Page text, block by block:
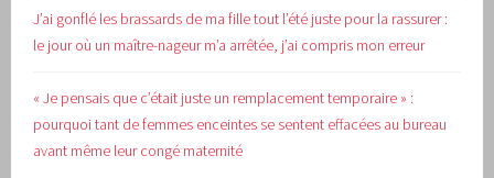
J’ai gonflé les brassards de ma fille tout l’été juste pour la rassurer :
le jour où un maître-nageur m’a arrêtée, j’ai compris mon erreur
« Je pensais que c’était juste un remplacement temporaire » :
pourquoi tant de femmes enceintes se sentent effacées au bureau
avant même leur congé maternité